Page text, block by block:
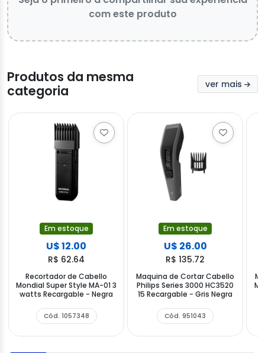
com este produto
Produtos da mesma
categoria
ver mais
Em estoque
U$ 12.00
R$ 62.64
Recortador de Cabello
Mondial Super Style MA-01 3
watts Recargable - Negra
Cód. 1057348
Em estoque
U$ 26.00
R$ 135.72
Maquina de Cortar Cabello
Philips Series 3000 HC3520
15 Recargable - Gris Negra
Cód. 951043